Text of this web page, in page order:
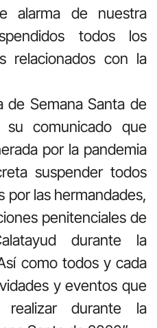
alarma de nuestra
todos los
relacionados con la
de Semana Santa de
su comunicado que
por la pandemia
suspender todos
por las hermandades,
penitenciales de
durante la
como todos y cada
y eventos que
durante la